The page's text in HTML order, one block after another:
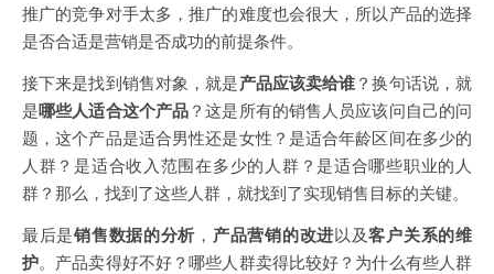
推广的竞争对手太多，推广的难度也会很大，所以产品的选择
是否合适是营销是否成功的前提条件。
接下来是找到销售对象，就是产品应该卖给谁 ？换句话说，就
是哪些人适合这个产品 ？这是所有的销售人员应该问自己的问
题，这个产品是适合男性还是女性？是适合年龄区间在多少的
人群？是适合收入范围在多少的人群？是适合哪些职业的人
群？那么，找到了这些人群，就找到了实现销售目标的关键。
最后是销售数据的分析 ， 产品营销的改进以及客户关系的维
护。产品卖得好不好？哪些人群卖得比较好？为什么有些人群